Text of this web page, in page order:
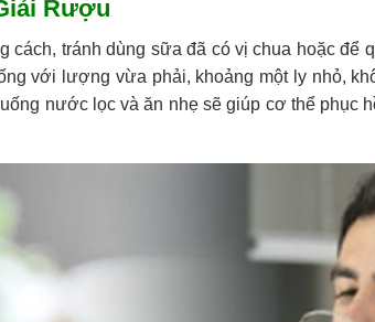
Rượu
cách, tránh dùng sữa đã có vị chua hoặc để
với lượng vừa phải, khoảng một ly nhỏ,
nước lọc và ăn nhẹ sẽ giúp cơ thể phục